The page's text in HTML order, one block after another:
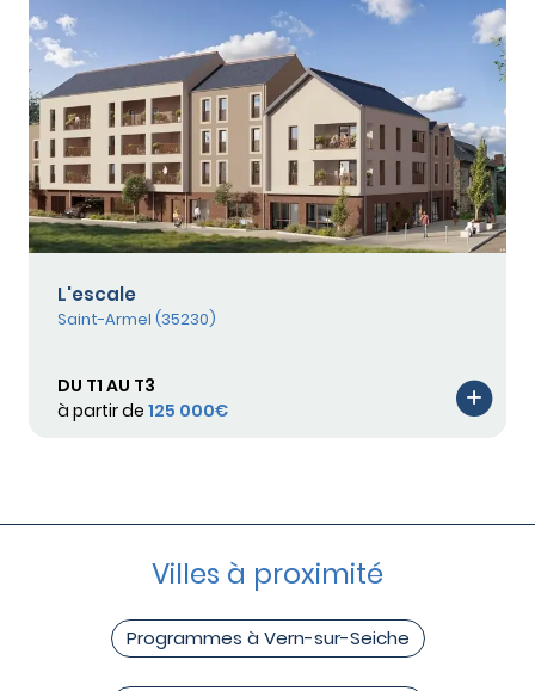
L'escale
Saint-Armel (35230)
DU T1 AU T3
à partir de 125 000€
Villes à proximité
Programmes à Vern-sur-Seiche